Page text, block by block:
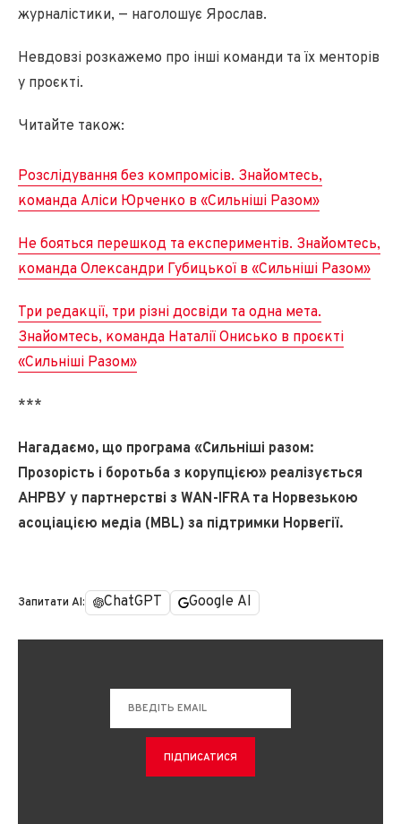
журналістики, — наголошує Ярослав.
Невдовзі розкажемо про інші команди та їх менторів
у проєкті.
Читайте також:
Розслідування без компромісів. Знайомтесь,
команда Аліси Юрченко в «Сильніші Разом»
Не бояться перешкод та експериментів. Знайомтесь,
команда Олександри Губицької в «Сильніші Разом»
Три редакції, три різні досвіди та одна мета.
Знайомтесь, команда Наталії Онисько в проєкті
«Сильніші Разом»
***
Нагадаємо, що програма «Сильніші разом:
Прозорість і боротьба з корупцією» реалізується
АНРВУ у партнерстві з WAN-IFRA та Норвезькою
асоціацією медіа (MBL) за підтримки Норвегії.
Запитати AI: ChatGPT Google AI